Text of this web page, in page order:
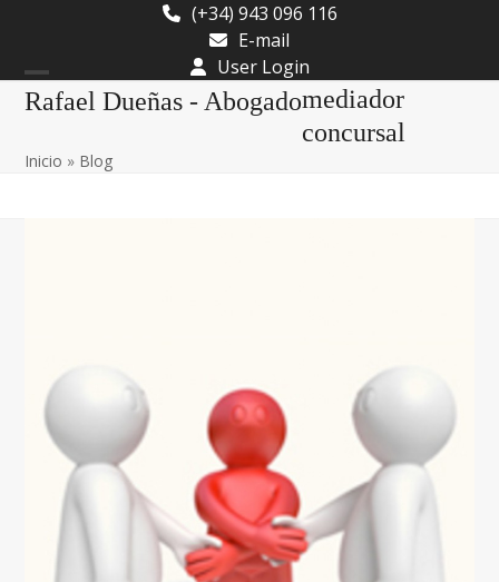
content
(+34) 943 096 116
E-mail
User Login
Rafael Dueñas - Abogado
Open
menu
Close
menu
mediador
concursal
Inicio » Blog